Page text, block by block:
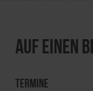
Auf einen
Termine